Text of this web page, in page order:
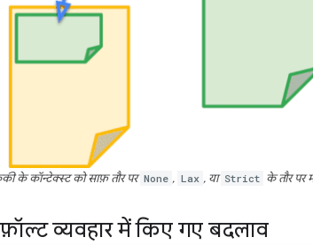
के कॉन्टेक्स्ट को साफ़ तौर पर None , Lax , या Strict के तौर पर
व्यवहार में किए गए बदलाव